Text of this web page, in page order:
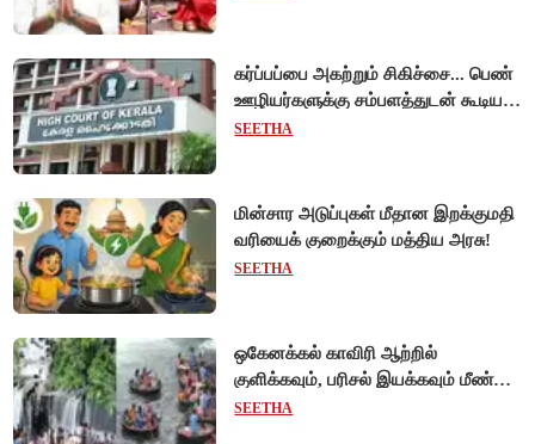
கர்ப்பப்பை அகற்றும் சிகிச்சை... பெண்
ஊழியர்களுக்கு சம்பளத்துடன் கூடிய
விடுப்பு - உயர்நீதிமன்றம் அதிரடி
SEETHA
மின்சார அடுப்புகள் மீதான இறக்குமதி
வரியைக் குறைக்கும் மத்திய அரசு!
SEETHA
ஒகேனக்கல் காவிரி ஆற்றில்
குளிக்கவும், பரிசல் இயக்கவும் மீண்டும்
அனுமதி - சுற்றுலாப் பயணிகள்
SEETHA